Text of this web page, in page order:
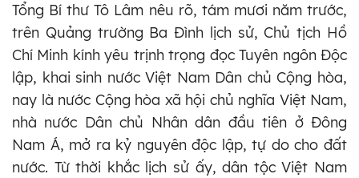
Tổng Bí thư Tô Lâm nêu rõ, tám mươi năm trước,
trên Quảng trường Ba Đình lịch sử, Chủ tịch Hồ
Chí Minh kính yêu trịnh trọng đọc Tuyên ngôn Độc
lập, khai sinh nước Việt Nam Dân chủ Cộng hòa,
nay là nước Cộng hòa xã hội chủ nghĩa Việt Nam,
nhà nước Dân chủ Nhân dân đầu tiên ở Đông
Nam Á, mở ra kỷ nguyên độc lập, tự do cho đất
nước. Từ thời khắc lịch sử ấy, dân tộc Việt Nam